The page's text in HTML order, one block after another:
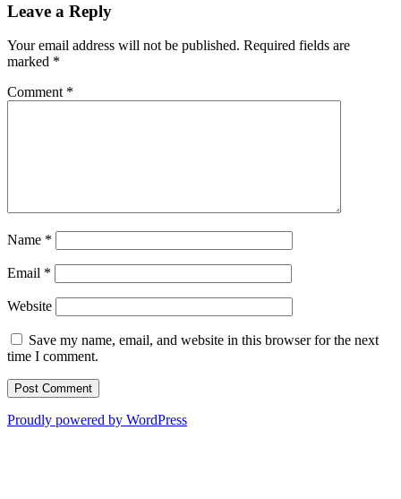
Leave a Reply
Your email address will not be published. Required fields are
marked *
Comment *
Name *
Email *
Website
Save my name, email, and website in this browser for the next
time I comment.
Proudly powered by WordPress